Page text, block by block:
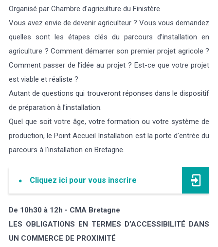
Organisé par Chambre d'agriculture du Finistère
Vous avez envie de devenir agriculteur ? Vous vous demandez
quelles sont les étapes clés du parcours d’installation en
agriculture ? Comment démarrer son premier projet agricole ?
Comment passer de l’idée au projet ? Est-ce que votre projet
est viable et réaliste ?
Autant de questions qui trouveront réponses dans le dispositif
de préparation à l’installation.
Quel que soit votre âge, votre formation ou votre système de
production, le Point Accueil Installation est la porte d’entrée du
parcours à l’installation en Bretagne.
Cliquez ici pour vous inscrire
De 10h30 à 12h - CMA Bretagne
LES OBLIGATIONS EN TERMES D’ACCESSIBILITÉ DANS
UN COMMERCE DE PROXIMITÉ